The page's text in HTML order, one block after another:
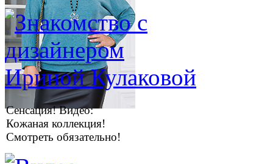
Сенсация! Видео:
Кожаная коллекция!
Смотреть обязательно!